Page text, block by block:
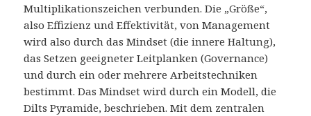
Multiplikationszeichen verbunden. Die „Größe“,
also Effizienz und Effektivität, von Management
wird also durch das Mindset (die innere Haltung),
das Setzen geeigneter Leitplanken (Governance)
und durch ein oder mehrere Arbeitstechniken
bestimmt. Das Mindset wird durch ein Modell, die
Dilts Pyramide, beschrieben. Mit dem zentralen